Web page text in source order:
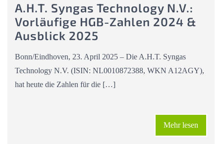
A.H.T. Syngas Technology N.V.:
Vorläufige HGB-Zahlen 2024 &
Ausblick 2025
Bonn/Eindhoven, 23. April 2025 – Die A.H.T. Syngas
Technology N.V. (ISIN: NL0010872388, WKN A12AGY),
hat heute die Zahlen für die […]
Mehr lesen